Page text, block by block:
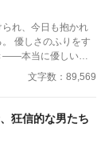
れ、今日も抱かれ
――本当に優しい人
それでも恋
文字数：89,569
狂信的な男たち